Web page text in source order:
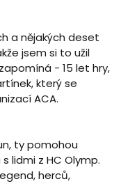
a nějakých deset
jsem si to užil
- 15 let hry,
který se
ACA.
ty pomohou
lidmi z HC Olymp.
herců,